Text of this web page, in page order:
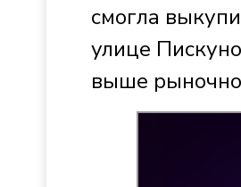
смогла
улице
выше